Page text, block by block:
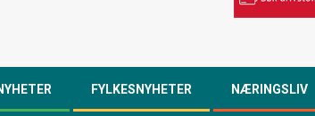
FYLKESNYHETER NÆRINGSLIV